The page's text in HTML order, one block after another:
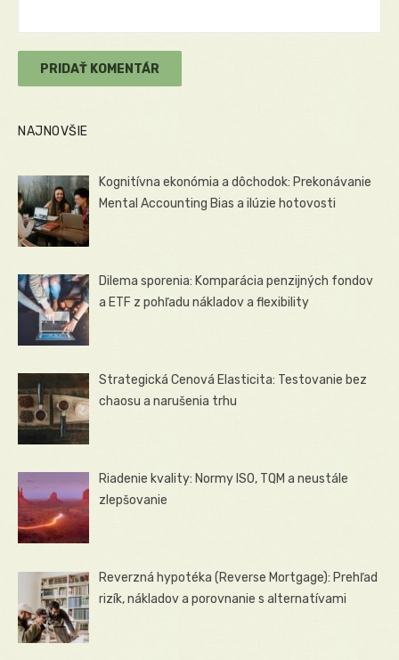
NAJNOVŠIE
Kognitívna ekonómia a dôchodok: Prekonávanie
Mental Accounting Bias a ilúzie hotovosti
Dilema sporenia: Komparácia penzijných fondov
a ETF z pohľadu nákladov a flexibility
Strategická Cenová Elasticita: Testovanie bez
chaosu a narušenia trhu
Riadenie kvality: Normy ISO, TQM a neustále
zlepšovanie
Reverzná hypotéka (Reverse Mortgage): Prehľad
rizík, nákladov a porovnanie s alternatívami